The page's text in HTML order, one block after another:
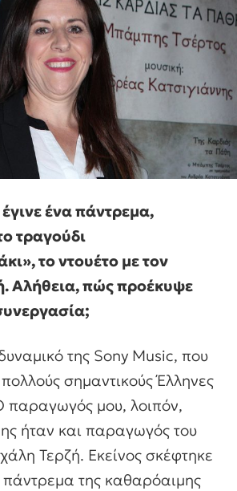
ένα πάντρεμα,
τραγούδι
το ντουέτο με τον
Αλήθεια, πώς προέκυψε
της Sony Music, που
σημαντικούς Έλληνες
παραγωγός μου, λοιπόν,
ήταν και παραγωγός του
Τερζή. Εκείνος σκέφτηκε
της καθαρόαιμης